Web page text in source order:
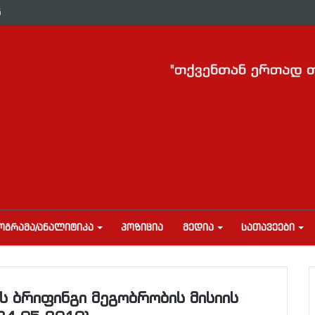
ᲐᲜᲐᲚᲘᲢᲘᲙᲐ ᲞᲝᲖᲘᲪᲘᲐ ᲛᲔᲓᲘᲐ ᲡᲐᲗᲐᲕᲔᲔᲑᲘ
მეგობრობის მისიის